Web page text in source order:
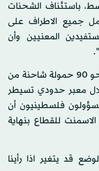
باستئناف الشحنات
جميع الاطراف على
المعنيين وأن
ودخلت المجموعة الاولى من نحو 90 حمولة شاحنة من
معبر حدودي تسيطر
فلسطينيون أن
للقطاع بنهاية
قد يتغير اذا رأينا